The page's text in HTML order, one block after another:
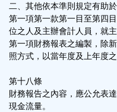
二、其他依本準則規定有助
第一項第一款第一目至第四
位之人及主辦會計人員，就
第一項財務報表之編製，除
照方式，以當年度及上年度之
第十八條
財務報告之內容，應公允表
現金流量。